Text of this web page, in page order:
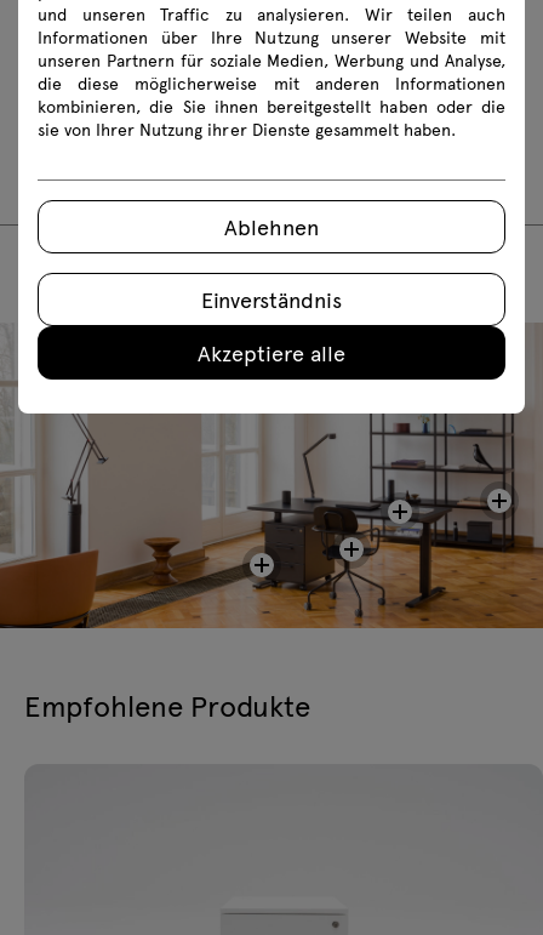
Montageanleitungen
KKT11 KKT110 KKT12
KKT13
Empfohlene Produkte
und unseren Traffic zu analysieren. Wir teilen auch
Informationen über Ihre Nutzung unserer Website mit
unseren Partnern für soziale Medien, Werbung und Analyse,
die diese möglicherweise mit anderen Informationen
kombinieren, die Sie ihnen bereitgestellt haben oder die
sie von Ihrer Nutzung ihrer Dienste gesammelt haben.
Ablehnen
Einverständnis
Akzeptiere alle